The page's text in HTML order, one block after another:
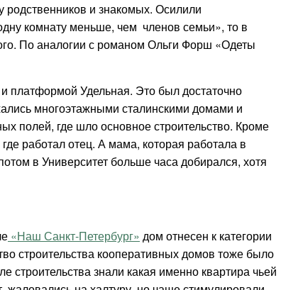
родственников и знакомых. Осилили
комнату меньше, чем членов семьи», то в
По аналогии с романом Ольги Форш «Одеты
платформой Удельная. Это был достаточно
многоэтажными сталинскими домами и
полей, где шло основное строительство. Кроме
работал отец. А мама, которая работала в
в Университет больше часа добирался, хотя
«Наш Санкт-Петербург» дом отнесен к категории
строительства кооперативных домов тоже было
строительствазнали какая именно квартира чьей